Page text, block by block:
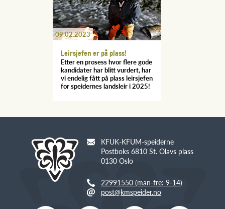
09.02.2023
Leirsjefen er på plass!
Etter en prosess hvor flere gode
kandidater har blitt vurdert, har
vi endelig fått på plass leirsjefen
for speidernes landsleir i 2025!
KFUK-KFUM-speiderne
Postboks 6810 St. Olavs plass
0130 Oslo
22991550 (man-fre: 9-14)
post@kmspeider.no